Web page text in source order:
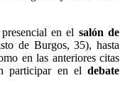
en el salón de
de Burgos, 35), hasta
en las anteriores citas
participar en el debate